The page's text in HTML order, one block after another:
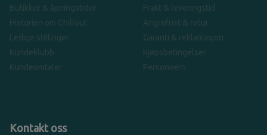
Butikker & åpningstider
Historien om Chillout
Ledige stillinger
Kundeklubb
Kundeomtaler
Frakt & leveringstid
Angrefrist & retur
Garanti & reklamasjon
Kjøpsbetingelser
Personvern
Kontakt oss